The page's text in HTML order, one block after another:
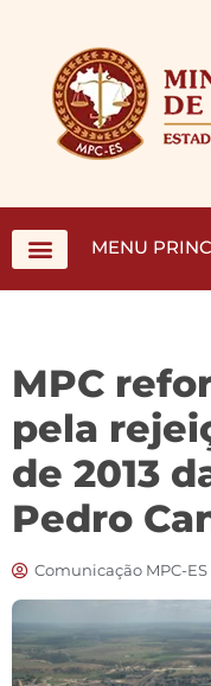
MENU
MPC
pela
de 2013
Pedro
Comunicação MPC-ES